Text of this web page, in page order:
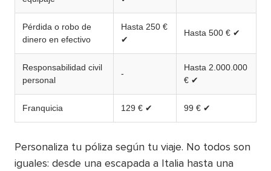
Pérdida o robo de
dinero en efectivo
Hasta 250 €
✔
Hasta 500 € ✔
Responsabilidad civil
personal
-
Hasta 2.000.000
€ ✔
Franquicia 129 € ✔ 99 € ✔
Personaliza tu póliza según tu viaje. No todos son
iguales: desde una escapada a Italia hasta una